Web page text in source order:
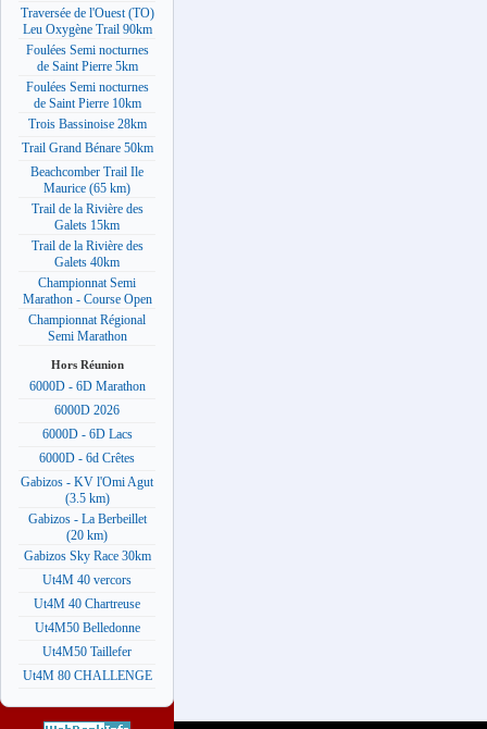
Traversée de l'Ouest (TO)
Leu Oxygène Trail 90km
Foulées Semi nocturnes
de Saint Pierre 5km
Foulées Semi nocturnes
de Saint Pierre 10km
Trois Bassinoise 28km
Trail Grand Bénare 50km
Beachcomber Trail Ile
Maurice (65 km)
Trail de la Rivière des
Galets 15km
Trail de la Rivière des
Galets 40km
Championnat Semi
Marathon - Course Open
Championnat Régional
Semi Marathon
Hors Réunion
6000D - 6D Marathon
6000D 2026
6000D - 6D Lacs
6000D - 6d Crêtes
Gabizos - KV l'Omi Agut
(3.5 km)
Gabizos - La Berbeillet
(20 km)
Gabizos Sky Race 30km
Ut4M 40 vercors
Ut4M 40 Chartreuse
Ut4M50 Belledonne
Ut4M50 Taillefer
Ut4M 80 CHALLENGE